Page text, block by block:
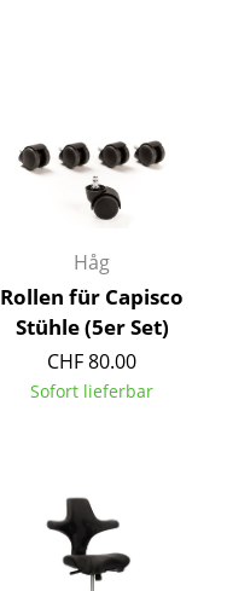
Håg
Rollen für Capisco
Stühle (5er Set)
CHF 80.00
Sofort lieferbar